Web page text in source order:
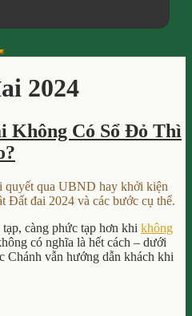
2024
Không Có Sổ Đỏ Thì
quyết qua UBND hay khởi kiện
Đất đai 2024 và các bước cụ thể.
càng phức tạp hơn khi không
có nghĩa là hết cách – dưới
Chánh vẫn hướng dẫn khách khi